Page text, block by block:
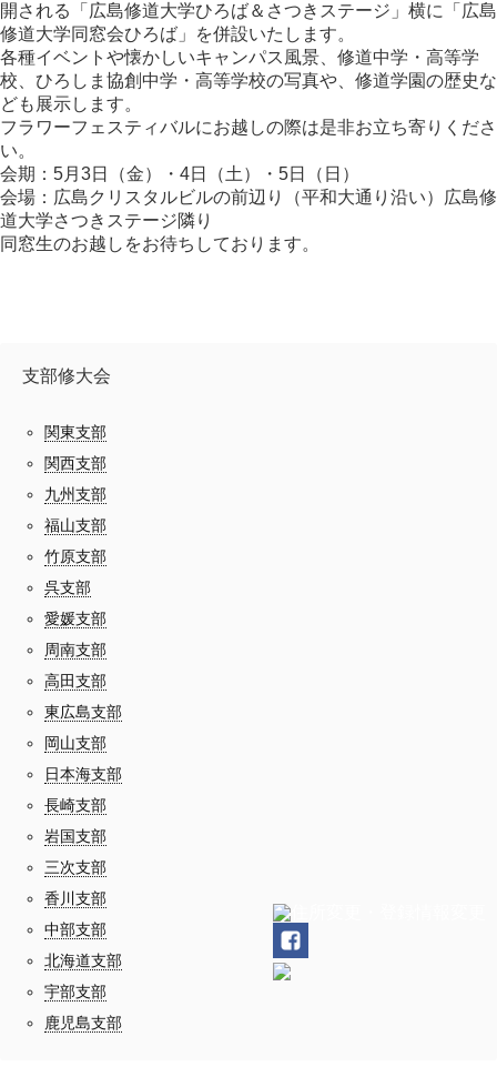
開される「広島修道大学ひろば＆さつきステージ」横に「広島
修道大学同窓会ひろば」を併設いたします。
各種イベントや懐かしいキャンパス風景、修道中学・高等学
校、ひろしま協創中学・高等学校の写真や、修道学園の歴史な
ども展示します。
フラワーフェスティバルにお越しの際は是非お立ち寄りくださ
い。
会期：5月3日（金）・4日（土）・5日（日）
会場：広島クリスタルビルの前辺り（平和大通り沿い）広島修
道大学さつきステージ隣り
同窓生のお越しをお待ちしております。
支部修大会
関東支部
関西支部
九州支部
福山支部
竹原支部
呉支部
愛媛支部
周南支部
高田支部
東広島支部
岡山支部
日本海支部
長崎支部
岩国支部
三次支部
香川支部
中部支部
北海道支部
宇部支部
鹿児島支部